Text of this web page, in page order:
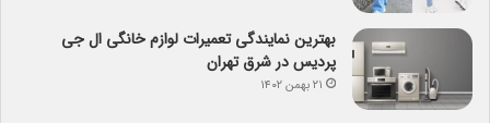
بهترین نمایندگی تعمیرات لوازم خانگی ال جی
پردیس در شرق تهران
۲۱ بهمن ۱۴۰۲